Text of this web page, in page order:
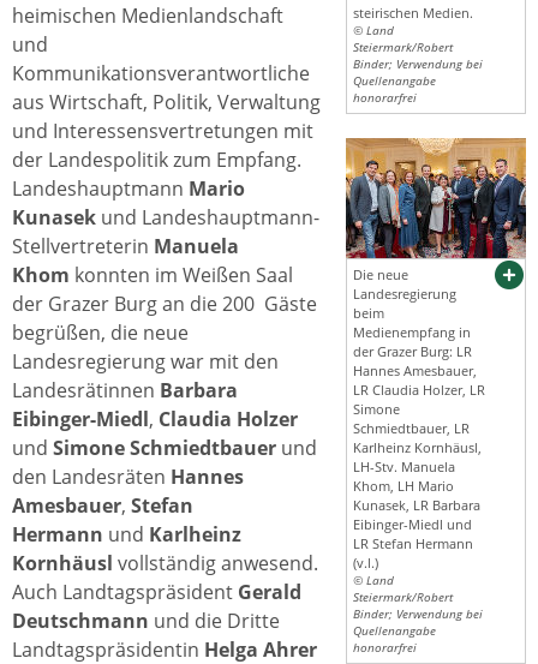
steirischen Medien.
© Land
Steiermark/Robert
Binder; Verwendung bei
Quellenangabe
honorarfrei
Die neue
Landesregierung
beim
Medienempfang in
der Grazer Burg: LR
Hannes Amesbauer,
LR Claudia Holzer, LR
Simone
Schmiedtbauer, LR
Karlheinz Kornhäusl,
LH-Stv. Manuela
Khom, LH Mario
Kunasek, LR Barbara
Eibinger-Miedl und
LR Stefan Hermann
(v.l.)
© Land
Steiermark/Robert
Binder; Verwendung bei
Quellenangabe
honorarfrei
heimischen Medienlandschaft
und
Kommunikationsverantwortliche
aus Wirtschaft, Politik, Verwaltung
und Interessensvertretungen mit
der Landespolitik zum Empfang.
Landeshauptmann Mario
Kunasek und Landeshauptmann-
Stellvertreterin Manuela
Khom konnten im Weißen Saal
der Grazer Burg an die 200 Gäste
begrüßen, die neue
Landesregierung war mit den
Landesrätinnen Barbara
Eibinger-Miedl, Claudia Holzer
und Simone Schmiedtbauer und
den Landesräten Hannes
Amesbauer, Stefan
Hermann und Karlheinz
Kornhäusl vollständig anwesend.
Auch Landtagspräsident Gerald
Deutschmann und die Dritte
Landtagspräsidentin Helga Ahrer